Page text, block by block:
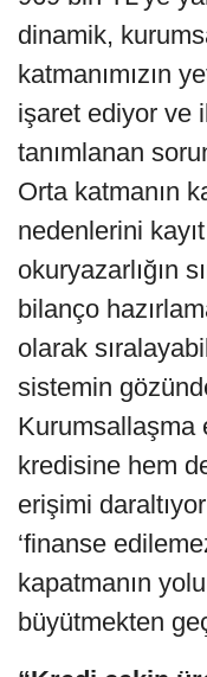
dinamik,
katmanımızın
işaret ediyor ve
tanımlanan
Orta katmanın
nedenlerini kayıt
okuryazarlığın
bilanço
olarak
sistemin
Kurumsallaşma
kredisine hem
erişimi
‘finanse
kapatmanın
büyütmekten